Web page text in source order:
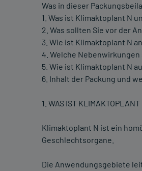
Was in dieser
1. Was ist Klimaktoplant N
2. Was sollten Sie vor der
3. Wie ist Klimaktoplant N
4. Welche
5. Wie ist Klimaktoplant N
6. Inhalt der Packung und
1. WAS IST
Klimaktoplant N ist ein
Geschlechtsorgane.
Die Anwendungsgebiete